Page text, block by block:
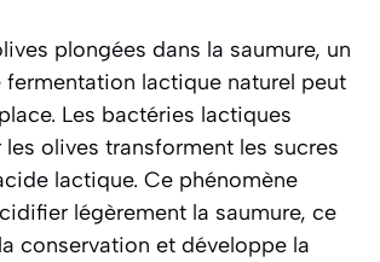
plongées dans la saumure, un
fermentation lactique naturel peut
Les bactéries lactiques
les olives transforment les sucres
lactique. Ce phénomène
légèrement la saumure, ce
conservation et développe la